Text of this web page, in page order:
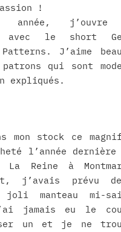
!
j’ouvre
le short
J’aime
qui sont
expliqués.
mon stock ce
l’année dernière
La Reine à
j’avais prévu
joli manteau mi-
jamais eu le
un et je ne